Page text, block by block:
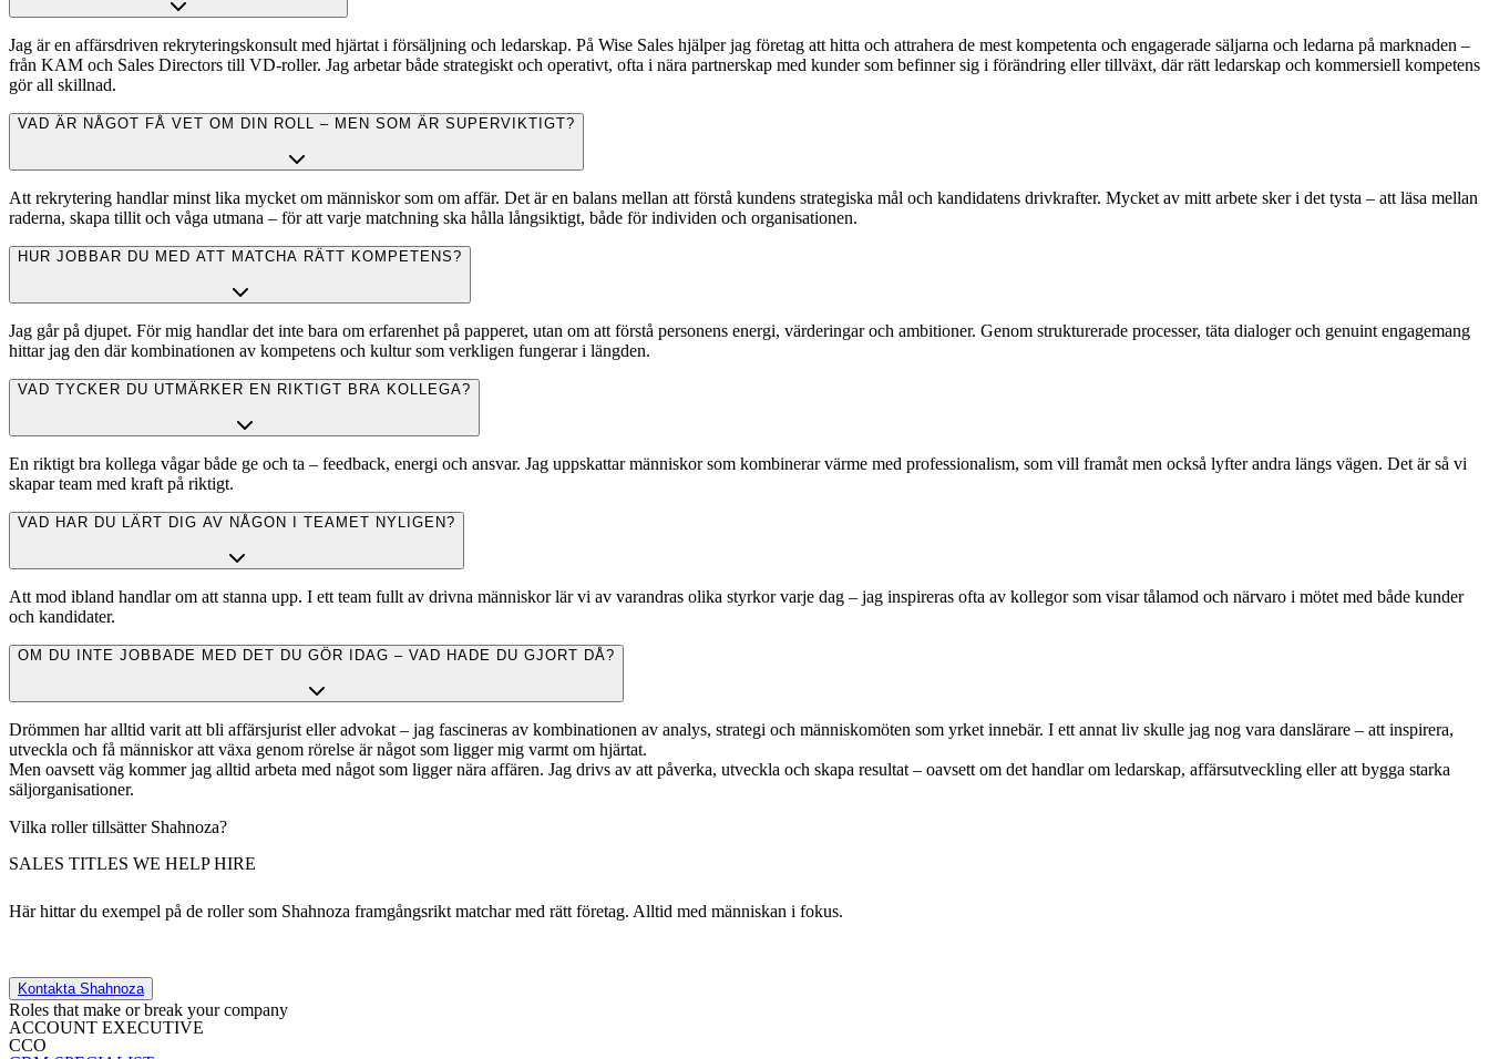
Jag är en affärsdriven rekryteringskonsult med hjärtat i försäljning och ledarskap. På Wise Sales hjälper jag företag att hitta och attrahera de mest kompetenta och engagerade säljarna och ledarna på marknaden –
från KAM och Sales Directors till VD-roller. Jag arbetar både strategiskt och operativt, ofta i nära partnerskap med kunder som befinner sig i förändring eller tillväxt, där rätt ledarskap och kommersiell kompetens
gör all skillnad.
VAD ÄR NÅGOT FÅ VET OM DIN ROLL – MEN SOM ÄR SUPERVIKTIGT?
Att rekrytering handlar minst lika mycket om människor som om affär. Det är en balans mellan att förstå kundens strategiska mål och kandidatens drivkrafter. Mycket av mitt arbete sker i det tysta – att läsa mellan
raderna, skapa tillit och våga utmana – för att varje matchning ska hålla långsiktigt, både för individen och organisationen.
HUR JOBBAR DU MED ATT MATCHA RÄTT KOMPETENS?
Jag går på djupet. För mig handlar det inte bara om erfarenhet på papperet, utan om att förstå personens energi, värderingar och ambitioner. Genom strukturerade processer, täta dialoger och genuint engagemang
hittar jag den där kombinationen av kompetens och kultur som verkligen fungerar i längden.
VAD TYCKER DU UTMÄRKER EN RIKTIGT BRA KOLLEGA?
En riktigt bra kollega vågar både ge och ta – feedback, energi och ansvar. Jag uppskattar människor som kombinerar värme med professionalism, som vill framåt men också lyfter andra längs vägen. Det är så vi
skapar team med kraft på riktigt.
VAD HAR DU LÄRT DIG AV NÅGON I TEAMET NYLIGEN?
Att mod ibland handlar om att stanna upp. I ett team fullt av drivna människor lär vi av varandras olika styrkor varje dag – jag inspireras ofta av kollegor som visar tålamod och närvaro i mötet med både kunder
och kandidater.
OM DU INTE JOBBADE MED DET DU GÖR IDAG – VAD HADE DU GJORT DÅ?
Drömmen har alltid varit att bli affärsjurist eller advokat – jag fascineras av kombinationen av analys, strategi och människomöten som yrket innebär. I ett annat liv skulle jag nog vara danslärare – att inspirera,
utveckla och få människor att växa genom rörelse är något som ligger mig varmt om hjärtat.
Men oavsett väg kommer jag alltid arbeta med något som ligger nära affären. Jag drivs av att påverka, utveckla och skapa resultat – oavsett om det handlar om ledarskap, affärsutveckling eller att bygga starka
säljorganisationer.
Vilka roller tillsätter Shahnoza?
SALES TITLES WE HELP HIRE
Här hittar du exempel på de roller som Shahnoza framgångsrikt matchar med rätt företag. Alltid med människan i fokus.
Kontakta Shahnoza
Roles that make or break your company
ACCOUNT EXECUTIVE
CCO